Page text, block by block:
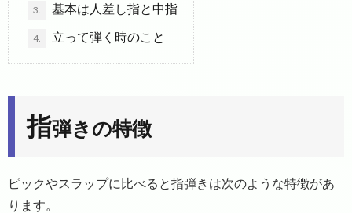
3. 基本は人差し指と中指
4. 立って弾く時のこと
指弾きの特徴
ピックやスラップに比べると指弾きは次のような特徴があ
ります。